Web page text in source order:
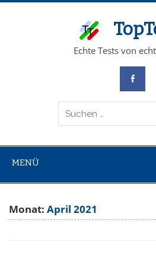
Echte Tests von
MENÜ
Monat:April 2021